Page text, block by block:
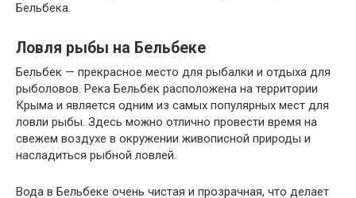
Бельбека.
Ловля рыбы на Бельбеке
Бельбек — прекрасное место для рыбалки и отдыха для
рыболовов. Река Бельбек расположена на территории
Крыма и является одним из самых популярных мест для
ловли рыбы. Здесь можно отлично провести время на
свежем воздухе в окружении живописной природы и
насладиться рыбной ловлей.
Вода в Бельбеке очень чистая и прозрачная, что делает